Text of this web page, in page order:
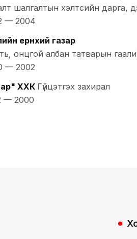
шалгалтын хэлтсийн дарга,
— 2004
ерөнхий газар
онцгой албан татварын
— 2002
ХХК Гүйцэтгэх захирал
— 2000